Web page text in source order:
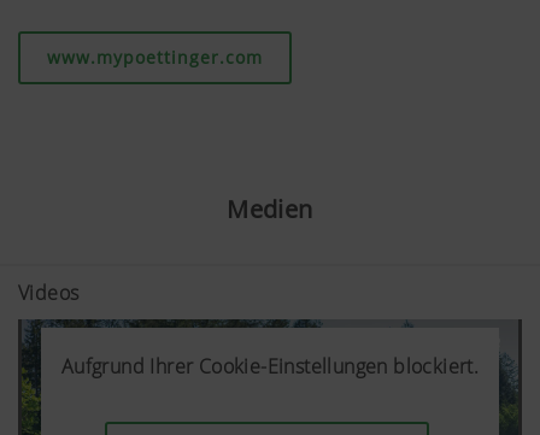
www.mypoettinger.com
Medien
Videos
Aufgrund Ihrer Cookie-Einstellungen blockiert.
Aufgrund Ihrer Cookie-Einstellungen blockiert.
Aufgrund Ihrer Cookie-Einstellungen blockiert.